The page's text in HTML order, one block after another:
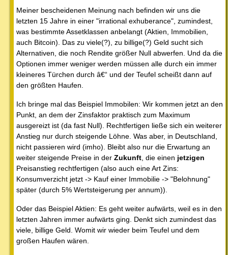
Meiner bescheidenen Meinung nach befinden wir uns die
letzten 15 Jahre in einer "irrational exhuberance", zumindest,
was bestimmte Assetklassen anbelangt (Aktien, Immobilien,
auch Bitcoin). Das zu viele(?), zu billige(?) Geld sucht sich
Alternativen, die noch Rendite größer Null abwerfen. Und da die
Optionen immer weniger werden müssen alle durch ein immer
kleineres Türchen durch â€“ und der Teufel scheißt dann auf
den größten Haufen.
Ich bringe mal das Beispiel Immobilen: Wir kommen jetzt an den
Punkt, an dem der Zinsfaktor praktisch zum Maximum
ausgereizt ist (da fast Null). Rechtfertigen ließe sich ein weiterer
Anstieg nur durch steigende Löhne. Was aber, in Deutschland,
nicht passieren wird (imho). Bleibt also nur die Erwartung an
weiter steigende Preise in der Zukunft, die einen jetzigen
Preisanstieg rechtfertigen (also auch eine Art Zins:
Konsumverzicht jetzt -> Kauf einer Immobilie -> "Belohnung"
später (durch 5% Wertsteigerung per annum)).
Oder das Beispiel Aktien: Es geht weiter aufwärts, weil es in den
letzten Jahren immer aufwärts ging. Denkt sich zumindest das
viele, billige Geld. Womit wir wieder beim Teufel und dem
großen Haufen wären.